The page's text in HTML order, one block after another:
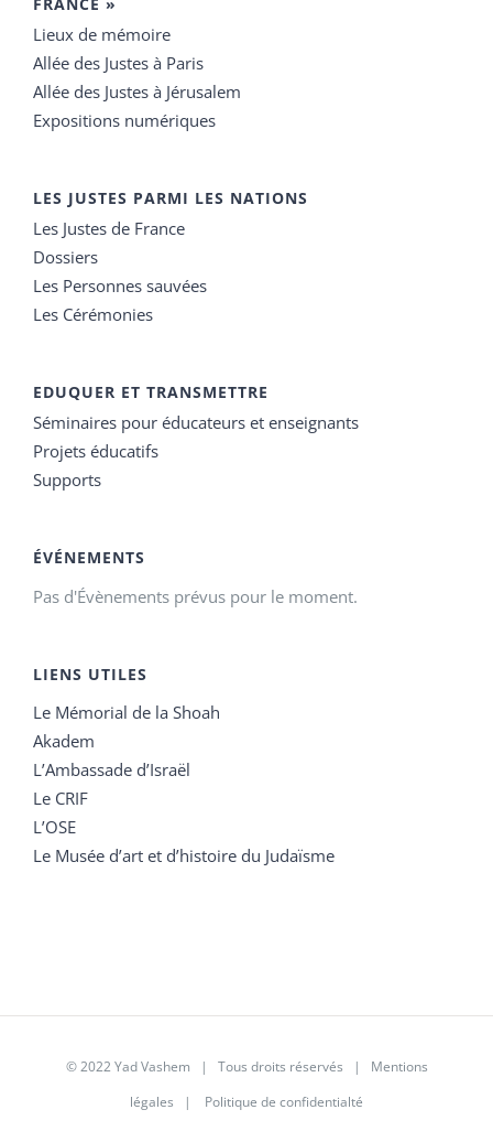
Lieux de mémoire
Allée des Justes à Paris
Allée des Justes à Jérusalem
Expositions numériques
LES JUSTES PARMI LES NATIONS
Les Justes de France
Dossiers
Les Personnes sauvées
Les Cérémonies
EDUQUER ET TRANSMETTRE
Séminaires pour éducateurs et enseignants
Projets éducatifs
Supports
ÉVÉNEMENTS
Pas d'Évènements prévus pour le moment.
LIENS UTILES
Le Mémorial de la Shoah
Akadem
L’Ambassade d’Israël
Le CRIF
L’OSE
Le Musée d’art et d’histoire du Judaïsme
© 2022 Yad Vashem | Tous droits réservés | Mentions
légales | Politique de confidentialté